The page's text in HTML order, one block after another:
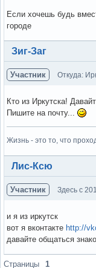
Если хочешь будь
городе
Вне форума
Зиг-Заг
Участник Откуда:
Кто из Иркутска!
Пишите на почту...
Жизнь - это то, что
Вне форума
Лис-Ксю
Участник Здесь с
и я из иркутск
вот я вконтакте http://
давайте общаться
Вне форума
Страницы 1